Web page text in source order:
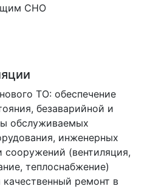
СНО
ТО: обеспечение
безаварийной и
обслуживаемых
инженерных
сооружений (вентиляция,
теплоснабжение)
ремонт в